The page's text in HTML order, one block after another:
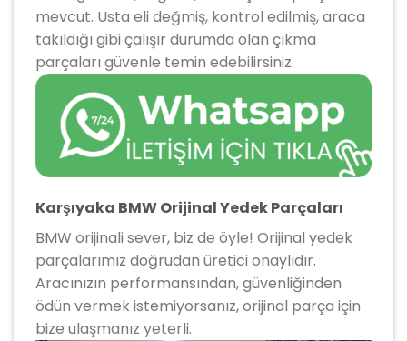
mevcut. Usta eli değmiş, kontrol edilmiş, araca
takıldığı gibi çalışır durumda olan çıkma
parçaları güvenle temin edebilirsiniz.
Karşıyaka BMW Orijinal Yedek Parçaları
BMW orijinali sever, biz de öyle! Orijinal yedek
parçalarımız doğrudan üretici onaylıdır.
Aracınızın performansından, güvenliğinden
ödün vermek istemiyorsanız, orijinal parça için
bize ulaşmanız yeterli.